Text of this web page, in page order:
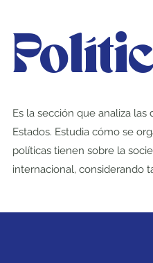
Es la sección que analiza las
Estados. Estudia cómo se
políticas tienen sobre la
internacional, considerando